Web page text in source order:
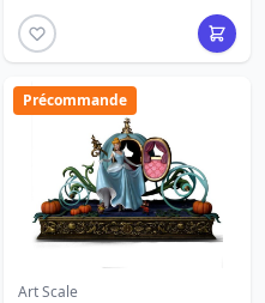
Précommande
Art Scale